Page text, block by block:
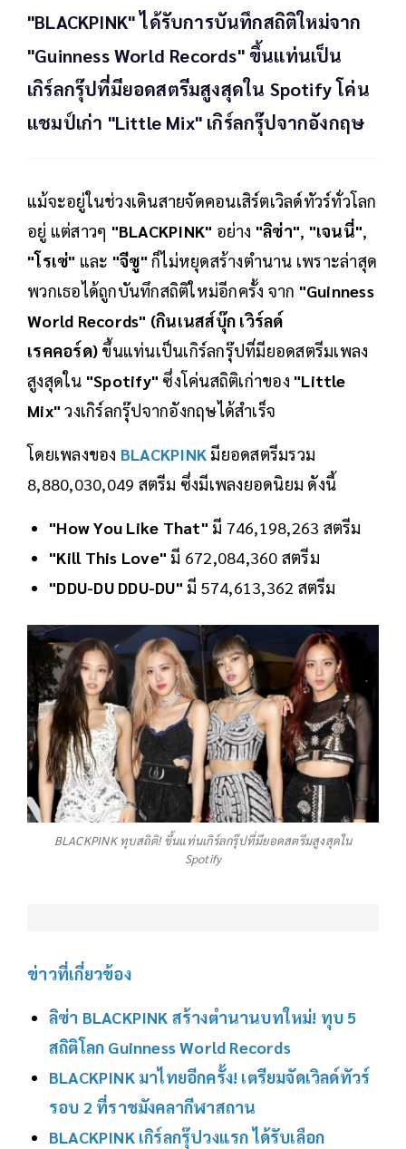
"BLACKPINK" ได้รับการบันทึกสถิติใหม่จาก
"Guinness World Records" ขึ้นแท่นเป็น
เกิร์ลกรุ๊ปที่มียอดสตรีมสูงสุดใน Spotify โค่น
แชมป์เก่า "Little Mix" เกิร์ลกรุ๊ปจากอังกฤษ
แม้จะอยู่ในช่วงเดินสายจัดคอนเสิร์ตเวิลด์ทัวร์ทั่วโลก
อยู่ แต่สาวๆ "BLACKPINK" อย่าง "ลิซ่า", "เจนนี่",
"โรเซ่" และ "จีซู" ก็ไม่หยุดสร้างตำนาน เพราะล่าสุด
พวกเธอได้ถูกบันทึกสถิติใหม่อีกครั้ง จาก "Guinness
World Records" (กินเนสส์บุ๊ก เวิร์ลด์
เรคคอร์ด) ขึ้นแท่นเป็นเกิร์ลกรุ๊ปที่มียอดสตรีมเพลง
สูงสุดใน "Spotify" ซึ่งโค่นสถิติเก่าของ "Little
Mix"วงเกิร์ลกรุ๊ปจากอังกฤษได้สำเร็จ
โดยเพลงของ BLACKPINK มียอดสตรีมรวม
8,880,030,049 สตรีม ซึ่งมีเพลงยอดนิยม ดังนี้
"How You Like That" มี 746,198,263 สตรีม
"Kill This Love" มี 672,084,360 สตรีม
"DDU-DU DDU-DU" มี 574,613,362 สตรีม
BLACKPINK ทุบสถิติ! ขึ้นแท่นเกิร์ลกรุ๊ปที่มียอดสตรีมสูงสุดใน
Spotify
ข่าวที่เกี่ยวข้อง
ลิซ่า BLACKPINK สร้างตำนานบทใหม่! ทุบ 5
สถิติโลก Guinness World Records
BLACKPINK มาไทยอีกครั้ง! เตรียมจัดเวิลด์ทัวร์
รอบ 2 ที่ราชมังคลากีฬาสถาน
BLACKPINK เกิร์ลกรุ๊ปวงแรก ได้รับเลือก